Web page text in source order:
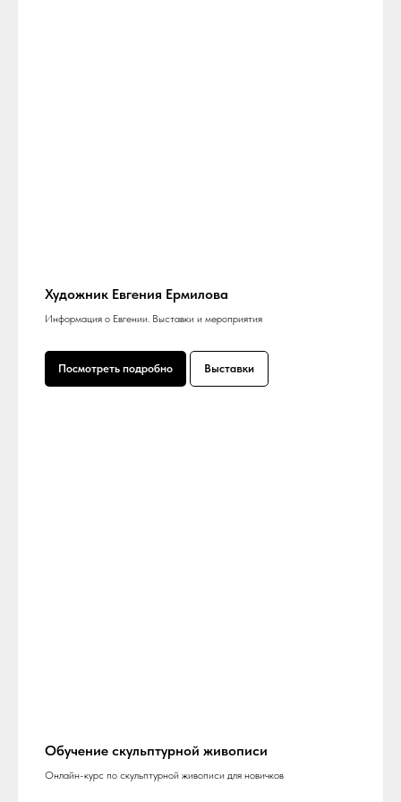
Художник Евгения Ермилова
Информация о Евгении. Выставки и мероприятия
Посмотреть подробно Выставки
Обучение скульптурной живописи
Онлайн-курс по скульптурной живописи для новичков